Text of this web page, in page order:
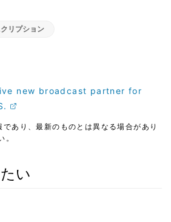
リプション
new broadcast partner for
あり、最新のものとは異なる場合があり
。
い